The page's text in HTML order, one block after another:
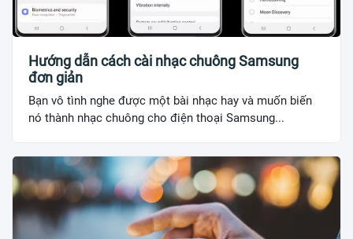
Hướng dẫn cách cài nhạc chuông Samsung
đơn giản
Bạn vô tình nghe được một bài nhạc hay và muốn biến
nó thành nhạc chuông cho điện thoại Samsung...